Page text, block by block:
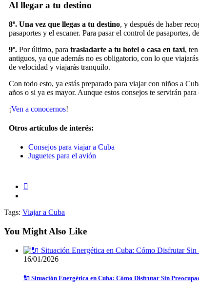
Al llegar a tu destino
8º. Una vez que llegas a tu destino, y después de haber
pasaportes y el escaner. Para pasar el control de
9º. Por último, para trasladarte a tu hotel o casa en taxi,
antiguos, ya que además no es obligatorio, con lo que
de velocidad y viajarás tranquilo.
Con todo esto, ya estás preparado para viajar con niños a
años o si ya es mayor. Aunque estos consejos te servirán
¡Ven a conocernos!
Otros artículos de interés:
Consejos para viajar a Cuba
Juguetes para el avión
Tags: Viajar a Cuba
You Might Also Like
16/01/2026
🔌 Situación Energética en Cuba: Cómo Disfrutar Sin